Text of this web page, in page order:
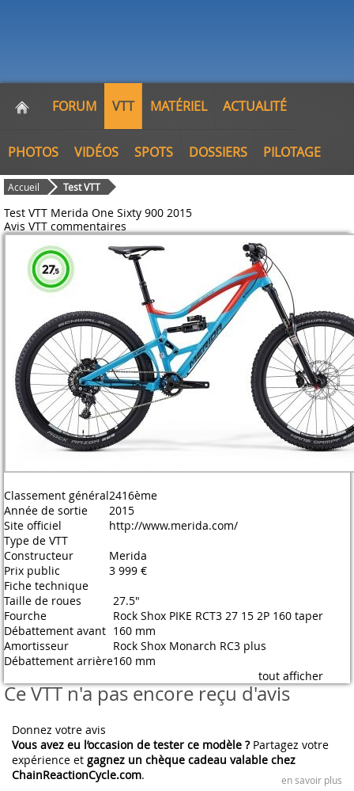
FORUM VTT MATÉRIEL ACTUALITÉ
PHOTOS VIDÉOS SPOTS DOSSIERS PILOTAGE
Accueil Test VTT
Test VTT Merida One Sixty 900 2015
Avis VTT commentaires
Classement général2416ème
Année de sortie
2015
Site officiel
http://www.merida.com/
Type de VTT
Constructeur
Merida
Prix public
3 999 €
Fiche technique
Taille de roues
27.5"
Fourche
Rock Shox PIKE RCT3 27 15 2P 160 taper
Débattement avant 160 mm
Amortisseur
Rock Shox Monarch RC3 plus
Débattement arrière160 mm
tout afficher
Ce VTT n'a pas encore reçu d'avis
Donnez votre avis
Vous avez eu l’occasion de tester ce modèle ?Partagez votre
expérience et gagnez un chèque cadeau valable chez
ChainReactionCycle.com. en savoir plus